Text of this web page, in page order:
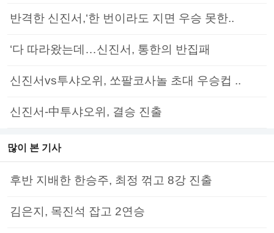
반격한 신진서,‘한 번이라도 지면 우승 못한..
‘다 따라왔는데…신진서, 통한의 반집패
신진서vs투샤오위, 쏘팔코사놀 초대 우승컵 ..
신진서-中투샤오위, 결승 진출
많이 본 기사
후반 지배한 한승주, 최정 꺾고 8강 진출
김은지, 목진석 잡고 2연승